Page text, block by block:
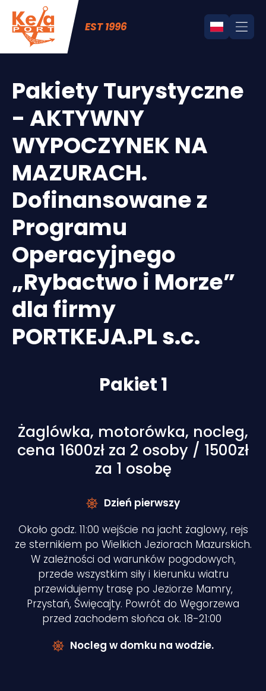
EST 1996
Pakiety Turystyczne
- AKTYWNY
WYPOCZYNEK NA
MAZURACH.
Dofinansowane z
Programu
Operacyjnego
„Rybactwo i Morze”
dla firmy
PORTKEJA.PL s.c.
Pakiet 1
Żaglówka, motorówka, nocleg,
cena 1600zł za 2 osoby / 1500zł
za 1 osobę
Dzień pierwszy
Około godz. 11:00 wejście na jacht żaglowy, rejs
ze sternikiem po Wielkich Jeziorach Mazurskich.
W zależności od warunków pogodowych,
przede wszystkim siły i kierunku wiatru
przewidujemy trasę po Jeziorze Mamry,
Przystań, Święcajty. Powrót do Węgorzewa
przed zachodem słońca ok. 18-21:00
Nocleg w domku na wodzie.